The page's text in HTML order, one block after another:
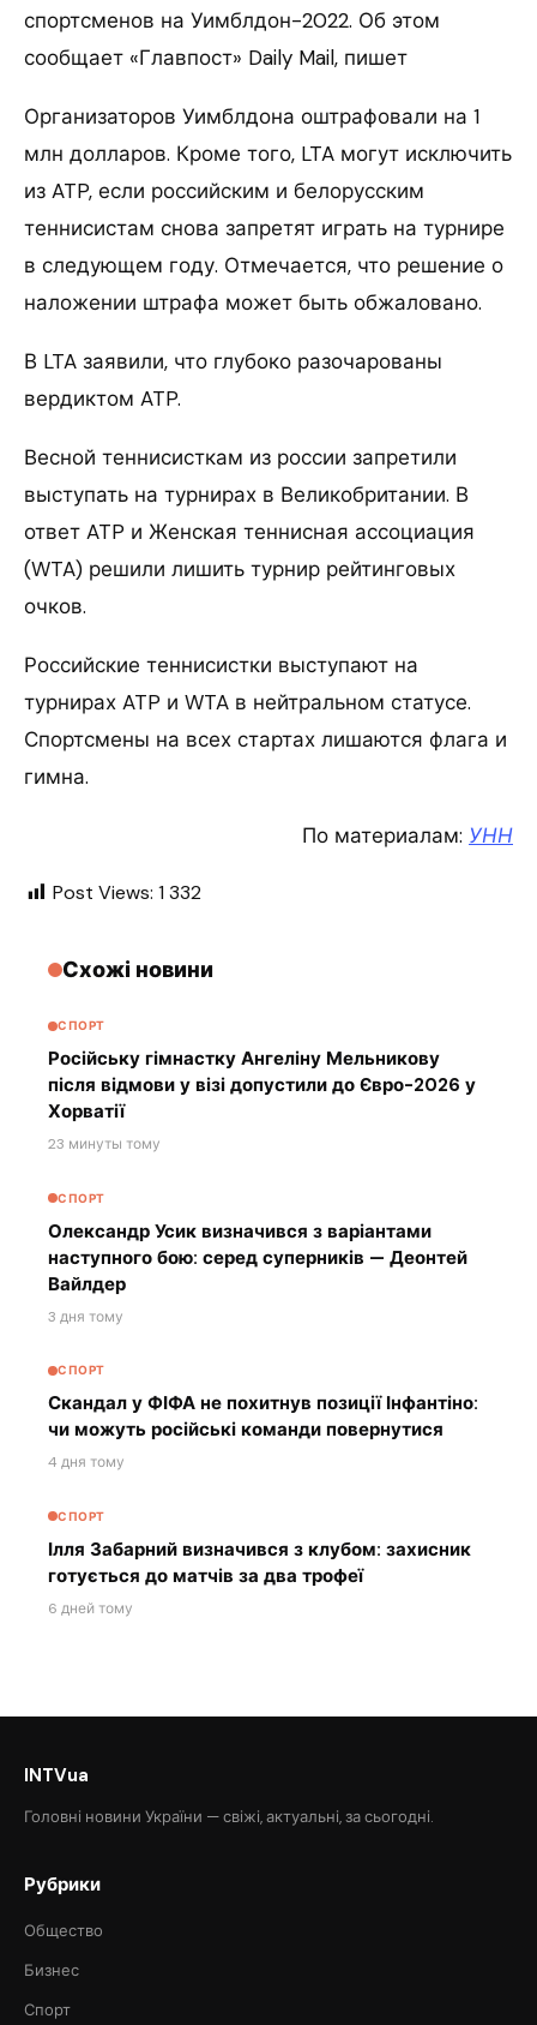
спортсменов на Уимблдон-2022. Об этом
сообщает «Главпост» Daily Mail, пишет
Организаторов Уимблдона оштрафовали на 1
млн долларов. Кроме того, LTA могут исключить
из ATP, если российским и белорусским
теннисистам снова запретят играть на турнире
в следующем году. Отмечается, что решение о
наложении штрафа может быть обжаловано.
В LTA заявили, что глубоко разочарованы
вердиктом ATP.
Весной теннисисткам из россии запретили
выступать на турнирах в Великобритании. В
ответ ATP и Женская теннисная ассоциация
(WTA) решили лишить турнир рейтинговых
очков.
Российские теннисистки выступают на
турнирах ATP и WTA в нейтральном статусе.
Спортсмены на всех стартах лишаются флага и
гимна.
По материалам: УНН
Post Views: 1 332
Схожі новини
СПОРТ
Російську гімнастку Ангеліну Мельникову
після відмови у візі допустили до Євро-2026 у
Хорватії
23 минуты тому
СПОРТ
Олександр Усик визначився з варіантами
наступного бою: серед суперників — Деонтей
Вайлдер
3 дня тому
СПОРТ
Скандал у ФІФА не похитнув позиції Інфантіно:
чи можуть російські команди повернутися
4 дня тому
СПОРТ
Ілля Забарний визначився з клубом: захисник
готується до матчів за два трофеї
6 дней тому
INTVua
Головні новини України — свіжі, актуальні, за сьогодні.
Рубрики
Общество
Бизнес
Спорт